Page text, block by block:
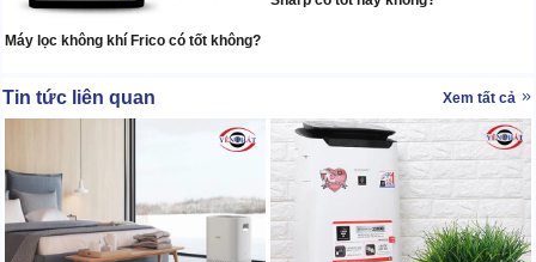
Máy lọc không khí Frico có tốt không?
Tin tức liên quan Xem tất cả